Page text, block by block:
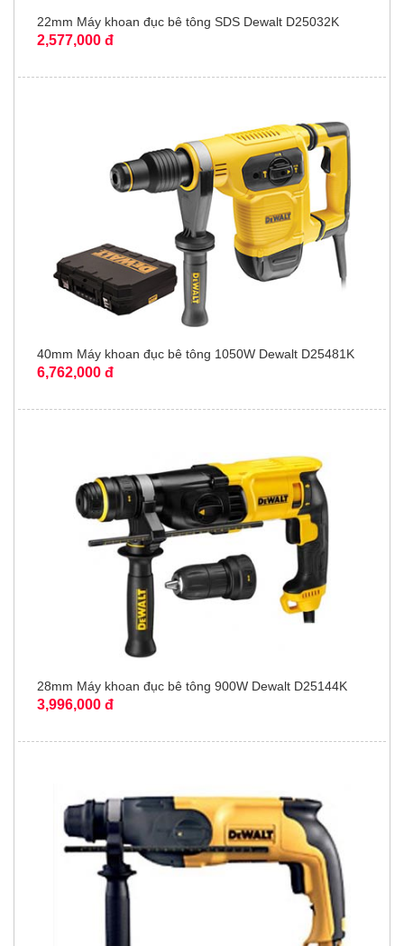
22mm Máy khoan đục bê tông SDS Dewalt D25032K
2,577,000 đ
40mm Máy khoan đục bê tông 1050W Dewalt D25481K
6,762,000 đ
28mm Máy khoan đục bê tông 900W Dewalt D25144K
3,996,000 đ